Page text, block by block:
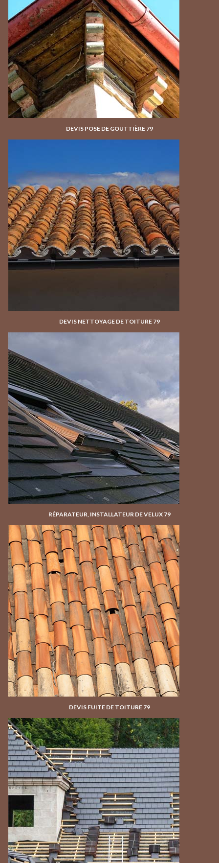
DEVIS POSE DE GOUTTIÈRE 79
DEVIS NETTOYAGE DE TOITURE 79
RÉPARATEUR, INSTALLATEUR DE VELUX 79
DEVIS FUITE DE TOITURE 79